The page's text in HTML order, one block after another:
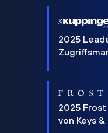
2025
2025 Frost
von Keys